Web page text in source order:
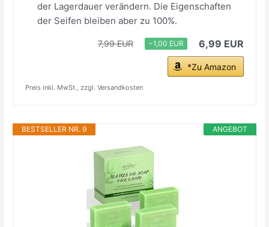
der Lagerdauer verändern. Die Eigenschaften
der Seifen bleiben aber zu 100%.
7,99 EUR −1,00 EUR 6,99 EUR
*Zu Amazon
Preis inkl. MwSt., zzgl. Versandkosten
ANGEBOT
BESTSELLER NR. 9